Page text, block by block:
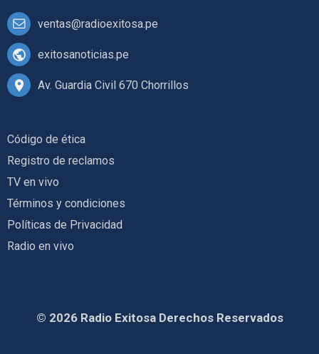
ventas@radioexitosa.pe
exitosanoticias.pe
Av. Guardia Civil 670 Chorrillos
Código de ética
Registro de reclamos
TV en vivo
Términos y condiciones
Políticas de Privacidad
Radio en vivo
© 2026 Radio Exitosa Derechos Reservados